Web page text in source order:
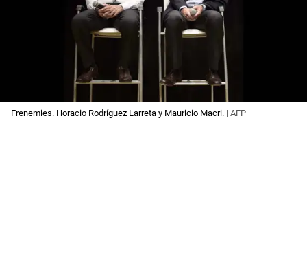
Frenemies. Horacio Rodríguez Larreta y Mauricio Macri. | AFP